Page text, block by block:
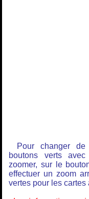
Pour changer
boutons verts
zoomer, sur le
effectuer un zoom
vertes pour les cartes